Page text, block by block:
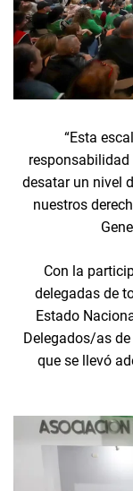
“Esta
responsabilidad
desatar un nivel
nuestros
Con la
delegadas de
Estado
Delegados/as
que se llevó